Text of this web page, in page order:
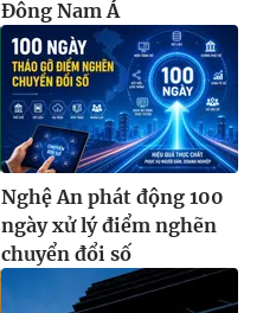
Đông Nam Á
Nghệ An phát động 100
ngày xử lý điểm nghẽn
chuyển đổi số